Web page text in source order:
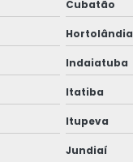
Cubatão
Hortolândia
Indaiatuba
Itatiba
Itupeva
Jundiaí